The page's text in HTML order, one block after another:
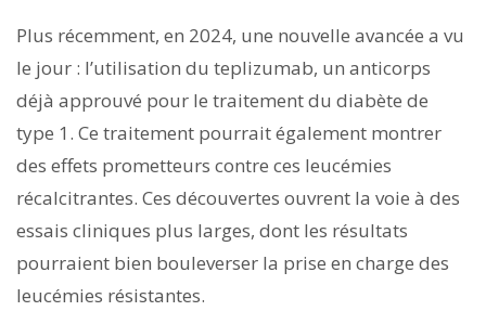
Plus récemment, en 2024, une nouvelle avancée a vu
le jour : l’utilisation du teplizumab, un anticorps
déjà approuvé pour le traitement du diabète de
type 1. Ce traitement pourrait également montrer
des effets prometteurs contre ces leucémies
récalcitrantes. Ces découvertes ouvrent la voie à des
essais cliniques plus larges, dont les résultats
pourraient bien bouleverser la prise en charge des
leucémies résistantes.